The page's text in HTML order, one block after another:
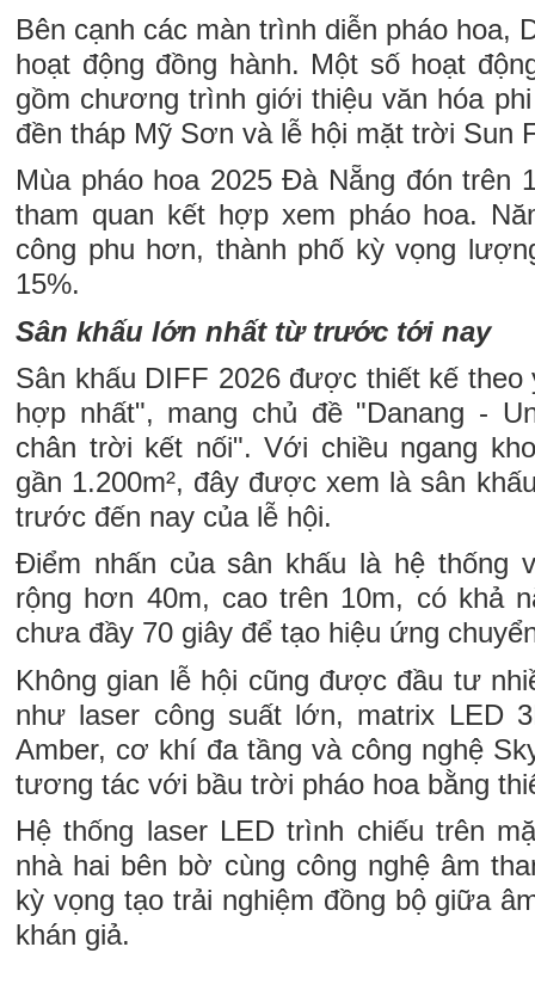
Bên cạnh các màn trình diễn pháo hoa,
hoạt động đồng hành. Một số hoạt
gồm chương trình giới thiệu văn hóa
đền tháp Mỹ Sơn và lễ hội mặt trời Sun
Mùa pháo hoa 2025 Đà Nẵng đón trên
tham quan kết hợp xem pháo hoa.
công phu hơn, thành phố kỳ vọng
15%.
Sân khấu lớn nhất từ trước tới nay
Sân khấu DIFF 2026 được thiết kế
hợp nhất", mang chủ đề "Danang -
chân trời kết nối". Với chiều ngang
gần 1.200m², đây được xem là sân
trước đến nay của lễ hội.
Điểm nhấn của sân khấu là hệ thống
rộng hơn 40m, cao trên 10m, có khả
chưa đầy 70 giây để tạo hiệu ứng
Không gian lễ hội cũng được đầu tư
như laser công suất lớn, matrix LED
Amber, cơ khí đa tầng và công nghệ
tương tác với bầu trời pháo hoa bằng
Hệ thống laser LED trình chiếu trên
nhà hai bên bờ cùng công nghệ âm
kỳ vọng tạo trải nghiệm đồng bộ giữa
khán giả.